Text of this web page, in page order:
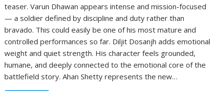
teaser. Varun Dhawan appears intense and mission-focused
— a soldier defined by discipline and duty rather than
bravado. This could easily be one of his most mature and
controlled performances so far. Diljit Dosanjh adds emotional
weight and quiet strength. His character feels grounded,
humane, and deeply connected to the emotional core of the
battlefield story. Ahan Shetty represents the new…